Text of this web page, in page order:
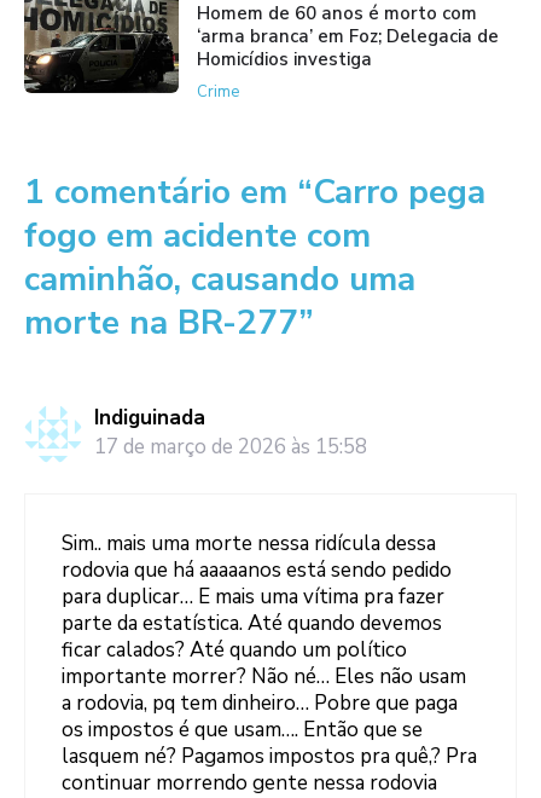
Homem de 60 anos é morto com
‘arma branca’ em Foz; Delegacia de
Homicídios investiga
Crime
1 comentário em “Carro pega
fogo em acidente com
caminhão, causando uma
morte na BR-277”
Indiguinada
17 de março de 2026 às 15:58
Sim.. mais uma morte nessa ridícula dessa
rodovia que há aaaaanos está sendo pedido
para duplicar… E mais uma vítima pra fazer
parte da estatística. Até quando devemos
ficar calados? Até quando um político
importante morrer? Não né… Eles não usam
a rodovia, pq tem dinheiro… Pobre que paga
os impostos é que usam…. Então que se
lasquem né? Pagamos impostos pra quê,? Pra
continuar morrendo gente nessa rodovia